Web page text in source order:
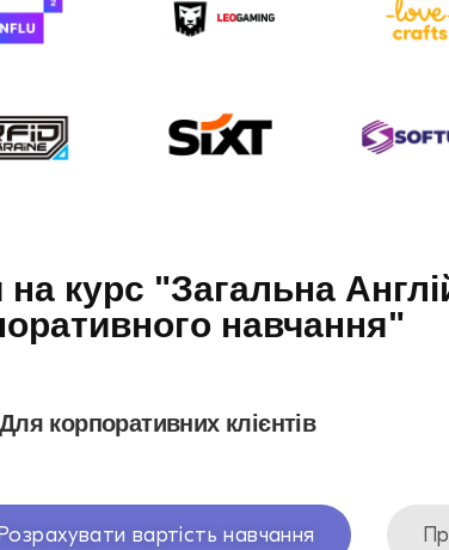
на курс "Загальна
навчання"
корпоративних клієнтів
вартість навчання